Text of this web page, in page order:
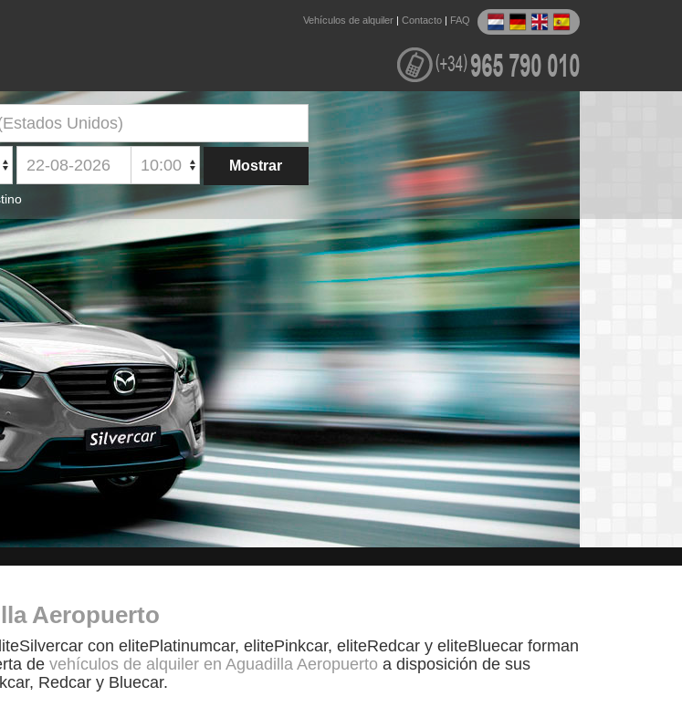
Vehículos de alquiler | Contacto | FAQ
Aeropuerto
con elitePlatinumcar, elitePinkcar, eliteRedcar y eliteBluecar forman
de vehículos de alquiler en Aguadilla Aeropuerto a disposición de sus
Redcar y Bluecar.